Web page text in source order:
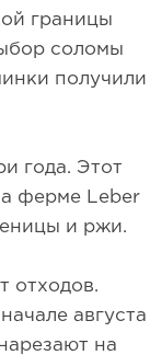
границы
соломы
получили
года. Этот
ферме Leber
и ржи.
отходов.
августа
на